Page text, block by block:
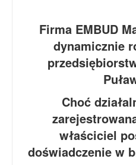
Firma EMBUD
dynamicznie
Choć
właściciel
doświadczenie w